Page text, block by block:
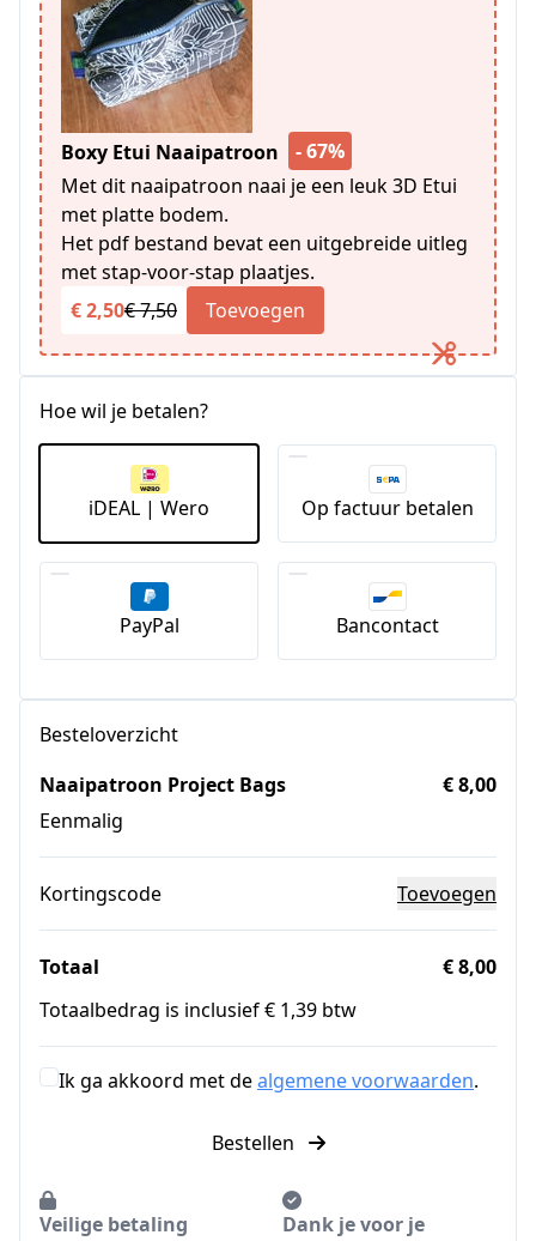
Boxy Etui Naaipatroon
- 67%
Met dit naaipatroon naai je een leuk 3D Etui
met platte bodem.
Het pdf bestand bevat een uitgebreide uitleg
met stap-voor-stap plaatjes.
€ 2,50€ 7,50 Toevoegen
Hoe wil je betalen?
iDEAL | Wero Op factuur betalen
PayPal Bancontact
Besteloverzicht
Naaipatroon Project Bags
Eenmalig
€ 8,00
Kortingscode Toevoegen
Totaal
€ 8,00
Totaalbedrag is inclusief € 1,39 btw
Ik ga akkoord met dealgemene voorwaarden.
Bestellen
Veilige betaling
Dank je voor je